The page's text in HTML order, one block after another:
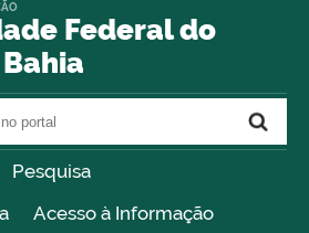
Federal do
Pesquisa
Acesso à Informação